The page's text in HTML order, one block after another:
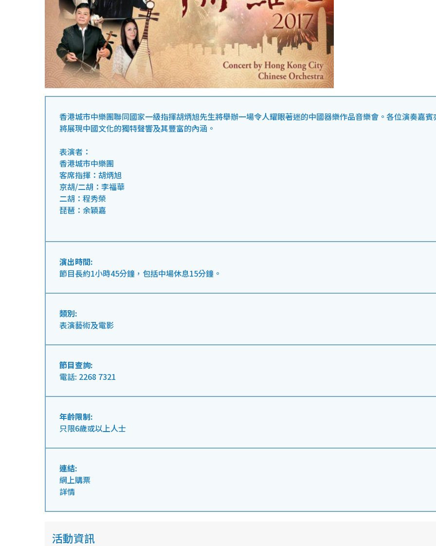
香港城市中樂團聯同國家一級指揮胡炳旭先生將舉辦一場令人耀眼著迷的中國器樂作品音樂會。各位演奏嘉賓
將展現中國文化的獨特聲響及其豐富的內涵。
表演者：
香港城市中樂團
客席指揮：胡炳旭
京胡/二胡：李福華
二胡：程秀榮
琵琶：余穎嘉
演出時間:
節目長約1小時45分鐘，包括中場休息15分鐘。
類別:
表演藝術及電影
節目查詢:
電話: 2268 7321
年齡限制:
只限6歲或以上人士
連結:
網上購票
詳情
活動資訊